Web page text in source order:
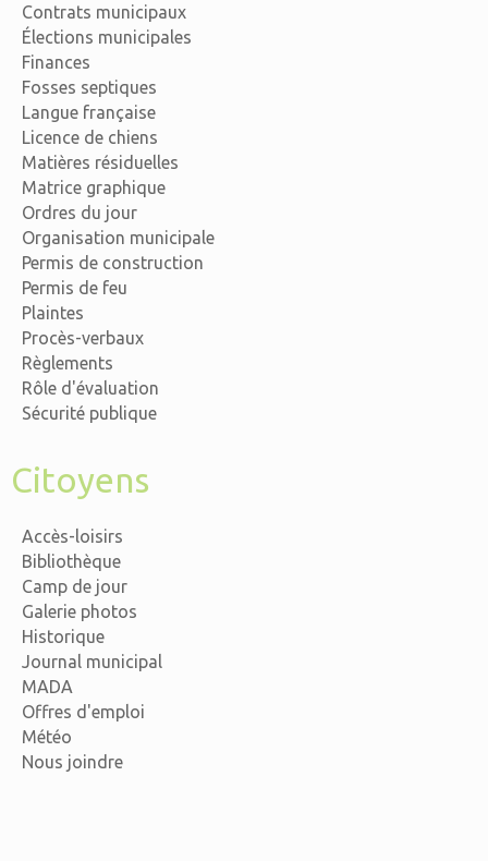
Contrats municipaux
Élections municipales
Finances
Fosses septiques
Langue française
Licence de chiens
Matières résiduelles
Matrice graphique
Ordres du jour
Organisation municipale
Permis de construction
Permis de feu
Plaintes
Procès-verbaux
Règlements
Rôle d'évaluation
Sécurité publique
Citoyens
Accès-loisirs
Bibliothèque
Camp de jour
Galerie photos
Historique
Journal municipal
MADA
Offres d'emploi
Météo
Nous joindre